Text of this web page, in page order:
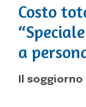
Costo
a
Il